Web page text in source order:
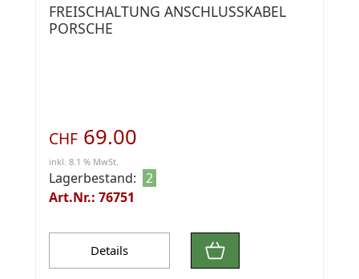
FREISCHALTUNG ANSCHLUSSKABEL
PORSCHE
CHF 69.00
inkl. 8.1 % MwSt.
Lagerbestand: 2
Art.Nr.: 76751
Details